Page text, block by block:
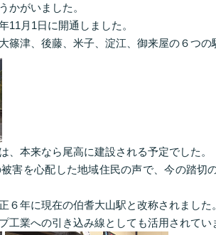
かがいました。
11月1日に開通しました。
篠津、後藤、米子、淀江、御来屋の６つの
、本来なら尾高に建設される予定でした。
害を心配した地域住民の声で、今の踏切
６年に現在の伯耆大山駅と改称されました。
工業への引き込み線としても活用されてい